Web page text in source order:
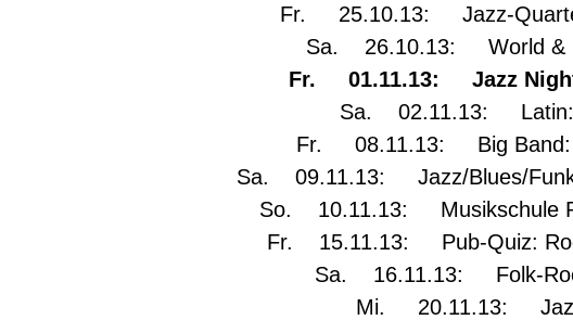
Fr. 25.10.13: Jazz-
Sa. 26.10.13: World &
Fr. 01.11.13: Jazz Night
Sa. 02.11.13: Latin:
Fr. 08.11.13: Big Band:
Sa. 09.11.13: Jazz/Blues/
So. 10.11.13: Musikschule
Fr. 15.11.13: Pub-Quiz:
Sa. 16.11.13: Folk-
Mi. 20.11.13: